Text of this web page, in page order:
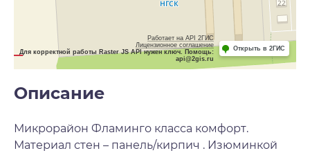
Работает на API 2ГИС
Лицензионное соглашение
Для корректной работы Raster JS API нужен ключ. Помощь:
api@2gis.ru
Открыть в 2ГИС
Описание
Микрорайон Фламинго класса комфорт.
Материал стен – панель/кирпич . Изюминкой